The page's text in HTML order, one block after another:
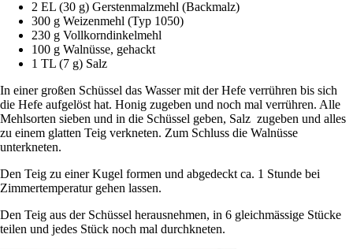
2 EL (30 g) Gerstenmalzmehl (Backmalz)
300 g Weizenmehl (Typ 1050)
230 g Vollkorndinkelmehl
100 g Walnüsse, gehackt
1 TL (7 g) Salz
In einer großen Schüssel das Wasser mit der Hefe verrühren bis sich
die Hefe aufgelöst hat. Honig zugeben und noch mal verrühren. Alle
Mehlsorten sieben und in die Schüssel geben, Salz zugeben und alles
zu einem glatten Teig verkneten. Zum Schluss die Walnüsse
unterkneten.
Den Teig zu einer Kugel formen und abgedeckt ca. 1 Stunde bei
Zimmertemperatur gehen lassen.
Den Teig aus der Schüssel herausnehmen, in 6 gleichmässige Stücke
teilen und jedes Stück noch mal durchkneten.